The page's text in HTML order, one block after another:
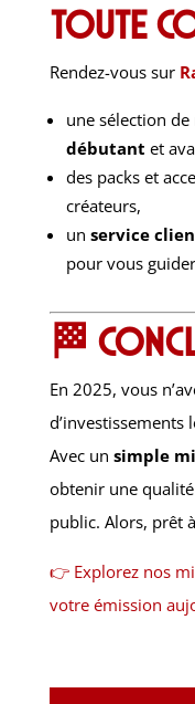
toute
Rendez-vous sur
une sélection de
débutant et
des packs et
créateurs,
un service
pour vous
🏁
En 2025, vous
Avec un simple
obtenir une
public. Alors, prêt
👉 Explorez nos
votre émission